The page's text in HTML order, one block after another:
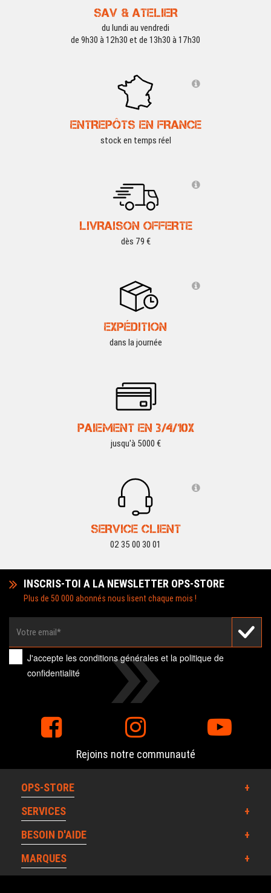
SAV & ATELIER
du lundi au vendredi
de 9h30 à 12h30 et de 13h30 à 17h30
ENTREPÔTS EN FRANCE
stock en temps réel
LIVRAISON OFFERTE
dès 79 €
EXPÉDITION
dans la journée
PAIEMENT EN 3/4/10X
jusqu'à 5000 €
SERVICE CLIENT
02 35 00 30 01
INSCRIS-TOI A LA NEWSLETTER OPS-STORE
Plus de 50 000 abonnés nous lisent chaque mois !
J'accepte lesconditions générales et lapolitique de
confidentialité
Rejoins notre communauté
OPS-STORE
SERVICES
BESOIN D'AIDE
MARQUES